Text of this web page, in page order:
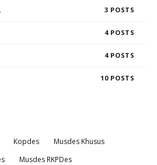
3
4
4
10
Kopdes
Musdes Khusus
Musdes RKPDes